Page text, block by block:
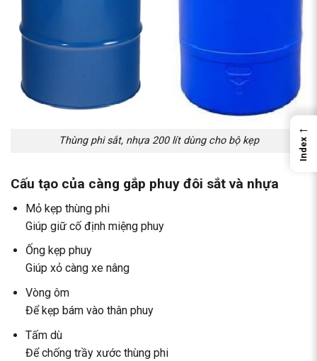
Thùng phi sắt, nhựa 200 lít dùng cho bộ kẹp
Cấu tạo của càng gắp phuy đôi sắt và nhựa
Mỏ kẹp thùng phi
Giúp giữ cố định miệng phuy
Ống kẹp phuy
Giúp xỏ càng xe nâng
Vòng ôm
Để kẹp bám vào thân phuy
Tấm dù
Để chống trầy xước thùng phi
←
Index